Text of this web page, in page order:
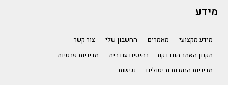
מידע
מידע מקצועי מאמרים החשבון שלי
צור קשר
תקנון האתר הום דקור – רהיטים עם בית
מדיניות פרטיות
מדיניות החזרות וביטולים
נגישות